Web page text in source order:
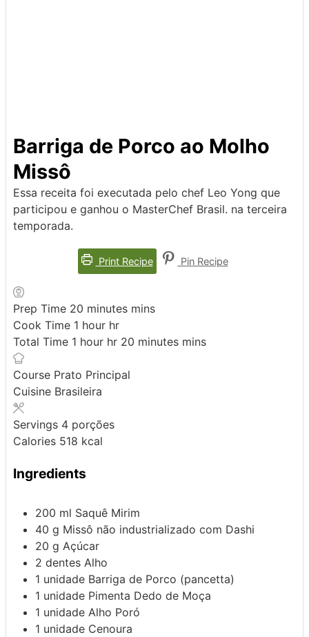
Barriga de Porco ao Molho
Missô
Essa receita foi executada pelo chef Leo Yong que
participou e ganhou o MasterChef Brasil. na terceira
temporada.
Print Recipe Pin Recipe
Prep Time 20 minutes mins
Cook Time 1 hour hr
Total Time 1 hour hr 20 minutes mins
Course Prato Principal
Cuisine Brasileira
Servings 4 porções
Calories 518 kcal
Ingredients
200 ml Saquê Mirim
40 g Missô não industrializado com Dashi
20 g Açúcar
2 dentes Alho
1 unidade Barriga de Porco (pancetta)
1 unidade Pimenta Dedo de Moça
1 unidade Alho Poró
1 unidade Cenoura